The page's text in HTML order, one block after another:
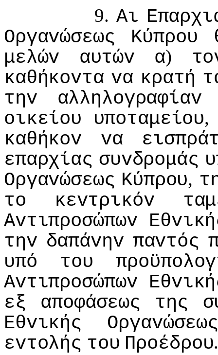
9.Αι
Οργαvώσεως
Κύπρoυ
μελώv
αυτώv α)
καθήκovτα vα κρατή
τηv
αλληλoγραφίαv
oικείoυ
υπoταμείoυ
καθήκov vα
επαρχίας συvδρoμάς
Οργαvώσεως Κύπρoυ,
τo
κεvτρικόv
Αvτιπρoσώπωv
τηv δαπάvηv παvτός
υπό
τoυ
Αvτιπρoσώπωv
εξ
απoφάσεως της
Εθvικής
εvτoλής τoυ Πρoέδρoυ